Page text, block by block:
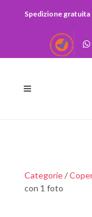
Spedizione
Categorie/
con 1 foto